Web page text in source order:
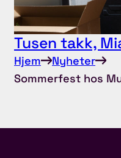
Tusen takk,
Hjem
Nyheter
Sommerfest hos